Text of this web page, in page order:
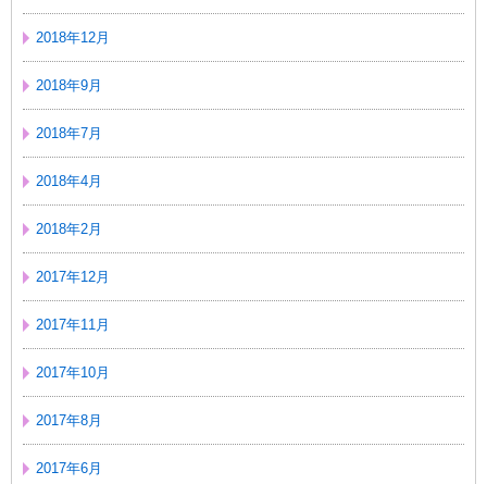
2018年12月
2018年9月
2018年7月
2018年4月
2018年2月
2017年12月
2017年11月
2017年10月
2017年8月
2017年6月